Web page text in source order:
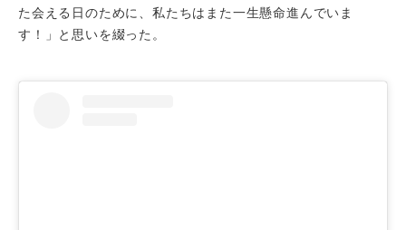
た会える日のために、私たちはまた一生懸命進んでいま
す！」と思いを綴った。